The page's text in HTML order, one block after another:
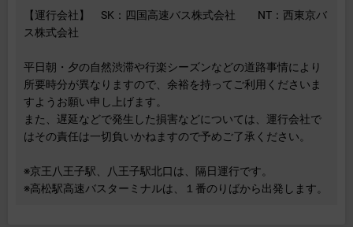
【運行会社】 SK：四国高速バス株式会社 NT：西東京バ
ス株式会社
平日朝・夕の自然渋滞や行楽シーズンなどの道路事情により
所要時分が異なりますので、余裕を持ってご利用くださいま
すようお願い申し上げます。
また、遅延などで発生した損害などについては、運行会社で
はその責任は一切負いかねますので予めご了承ください。
※京王八王子駅、八王子駅北口は、隔日運行です。
※高松駅高速バスターミナルは、１番のりばから出発します。